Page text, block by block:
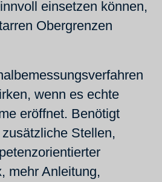
einsetzen können,
Obergrenzen
wenn es echte
eröffnet. Benötigt
Stellen,
mehr Anleitung,